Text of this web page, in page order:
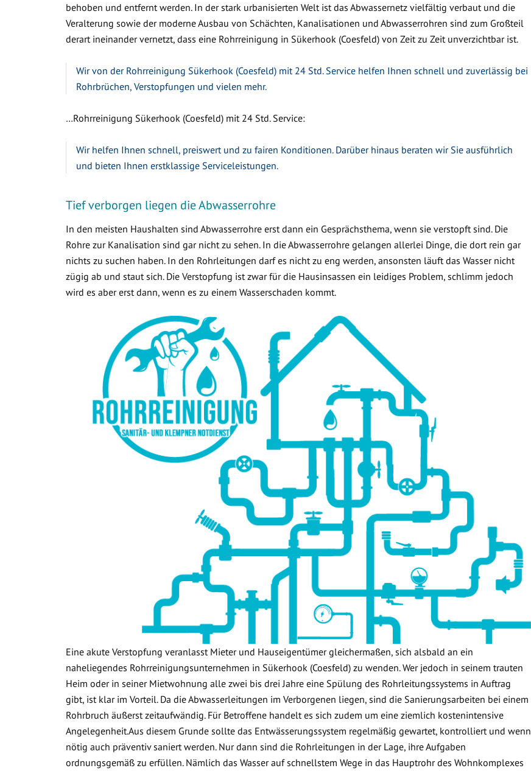
behoben und entfernt werden. In der stark urbanisierten Welt ist das Abwassernetz vielfältig verbaut und die
Veralterung sowie der moderne Ausbau von Schächten, Kanalisationen und Abwasserrohren sind zum Großteil
derart ineinander vernetzt, dass eine Rohrreinigung in Sükerhook (Coesfeld) von Zeit zu Zeit unverzichtbar ist.
Wir von der Rohrreinigung Sükerhook (Coesfeld) mit 24 Std. Service helfen Ihnen schnell und zuverlässig bei
Rohrbrüchen, Verstopfungen und vielen mehr.
…Rohrreinigung Sükerhook (Coesfeld) mit 24 Std. Service:
Wir helfen Ihnen schnell, preiswert und zu fairen Konditionen. Darüber hinaus beraten wir Sie ausführlich
und bieten Ihnen erstklassige Serviceleistungen.
Tief verborgen liegen die Abwasserrohre
In den meisten Haushalten sind Abwasserrohre erst dann ein Gesprächsthema, wenn sie verstopft sind. Die
Rohre zur Kanalisation sind gar nicht zu sehen. In die Abwasserrohre gelangen allerlei Dinge, die dort rein gar
nichts zu suchen haben. In den Rohrleitungen darf es nicht zu eng werden, ansonsten läuft das Wasser nicht
zügig ab und staut sich. Die Verstopfung ist zwar für die Hausinsassen ein leidiges Problem, schlimm jedoch
wird es aber erst dann, wenn es zu einem Wasserschaden kommt.
Eine akute Verstopfung veranlasst Mieter und Hauseigentümer gleichermaßen, sich alsbald an ein
naheliegendes Rohrreinigungsunternehmen in Sükerhook (Coesfeld) zu wenden. Wer jedoch in seinem trauten
Heim oder in seiner Mietwohnung alle zwei bis drei Jahre eine Spülung des Rohrleitungssystems in Auftrag
gibt, ist klar im Vorteil. Da die Abwasserleitungen im Verborgenen liegen, sind die Sanierungsarbeiten bei einem
Rohrbruch äußerst zeitaufwändig. Für Betroffene handelt es sich zudem um eine ziemlich kostenintensive
Angelegenheit.Aus diesem Grunde sollte das Entwässerungssystem regelmäßig gewartet, kontrolliert und wenn
nötig auch präventiv saniert werden. Nur dann sind die Rohrleitungen in der Lage, ihre Aufgaben
ordnungsgemäß zu erfüllen. Nämlich das Wasser auf schnellstem Wege in das Hauptrohr des Wohnkomplexes